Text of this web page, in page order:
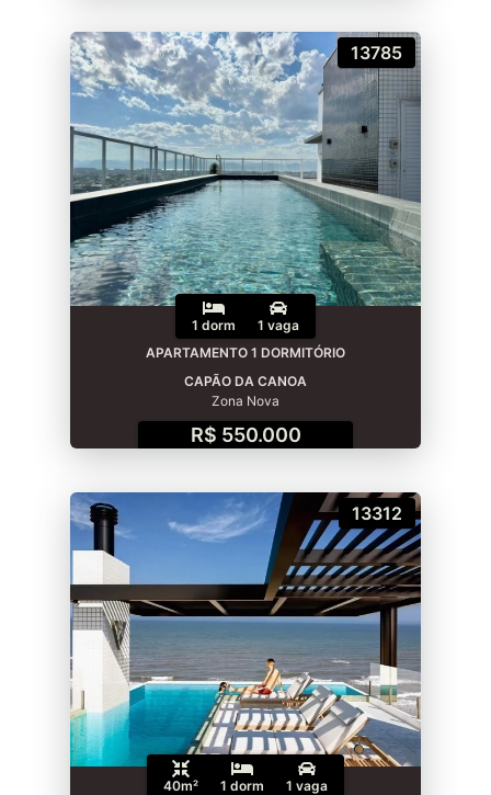
13785
1 dorm
1 vaga
APARTAMENTO 1 DORMITÓRIO
CAPÃO DA CANOA
Zona Nova
R$ 550.000
13312
40m² 1 dorm
1 vaga